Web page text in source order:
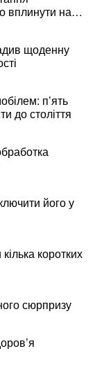
вплинути на
щоденну
п’ять
до століття
його у
коротких
сюрпризу